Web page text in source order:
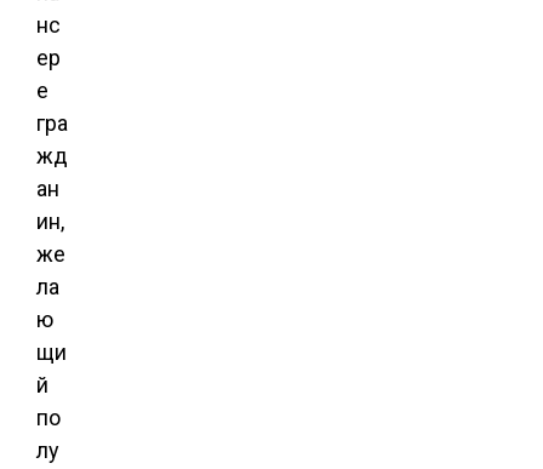
нс
ер
е
гра
жд
ан
ин,
же
ла
ю
щи
й
по
лу